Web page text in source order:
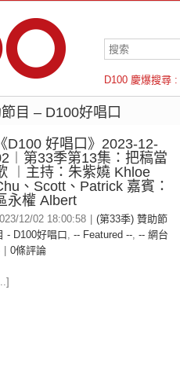
D100 慶爆搜尋 :
羅倫斯
目 – D100好唱口
《D100 好唱口》2023-12-
第33季第13集：把稿當
︱主持：朱紫嬈 Khloe
、Scott、Patrick 嘉賓：
永權 Albert
12/02 18:00:58
(第33季) 贊助節
- D100好唱口, -- Featured --, -- 網台
0條評論